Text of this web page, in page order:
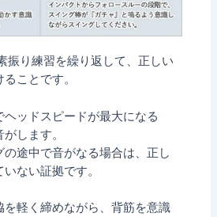
振り練習を繰り返して、正しい
ことです。
ッドスピードが最大になる
します。
途中で音がなる場合は、正し
ない証拠です。
を軽く締めながら、背筋を意識